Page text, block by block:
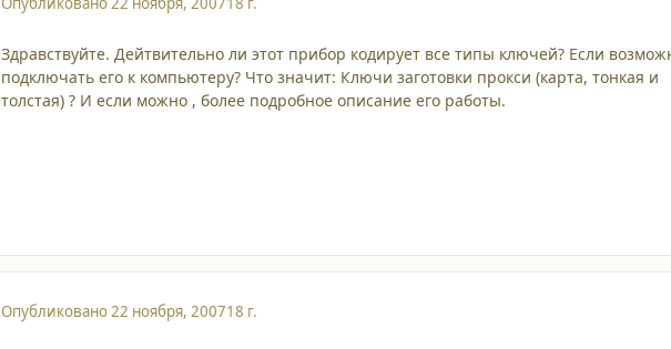
Здравствуйте. Дейтвительно ли этот прибор кодирует все типы ключей? Если
подключать его к компьютеру? Что значит: Ключи заготовки прокси (карта, тонкая и
толстая) ? И если можно , более подробное описание его работы.
Опубликовано22 ноября, 200718 г.